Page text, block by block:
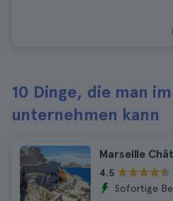
10 Dinge, die man
unternehmen kann
Marseille
4.5
Sofortige